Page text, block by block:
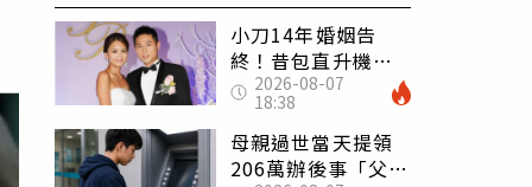
小刀14年婚姻告
終！昔包直升機求
婚 豪砸545萬辦婚
禮還找連戰證婚
2026-08-07
18:38
母親過世當天提領
206萬辦後事「父子